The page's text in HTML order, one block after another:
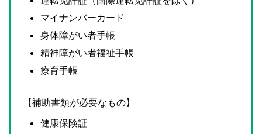
マイナンバーカード
身体障がい者手帳
精神障がい者福祉手帳
療育手帳
【補助書類が必要なもの】
健康保険証